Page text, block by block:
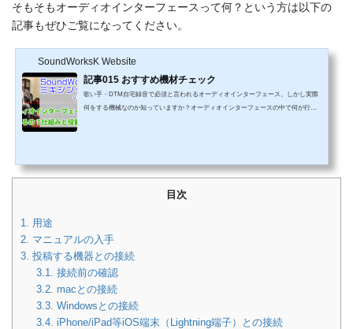
そもそもオーディオインターフェースって何？という方は以下の
記事もぜひご覧になってください。
SoundWorksK Website
記事015 おすすめ機材チェック
歌い手・DTM自宅録音で必須と言われるオーディオインターフェース。しかし実際
何をする機械なのか知っていますか？オーディオインターフェースの中で何が行わ
ンターフェースもお持ちでしたら+オーディオインターフェー...
目次
1.
用途
2. マニュアルの入手
3. 投稿する機器との接続
3.1.
接続前の確認
3.2. macとの接続
3.3. Windowsとの接続
3.4. iPhone/iPad等iOS端末（Lightning端子）との接続